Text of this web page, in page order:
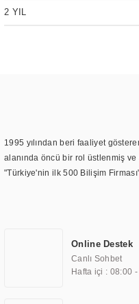
2 YIL
1995 yılından beri faaliyet
alanında öncü bir rol üstlenmiş
"Türkiye'nin ilk 500 Bilişim
TOCHI markası altında kendi
TOCHI; videowall, digital signage,
ekran, asansör ekranı, digital
Online Destek
Canlı Sohbet
Hafta içi : 08:00 -